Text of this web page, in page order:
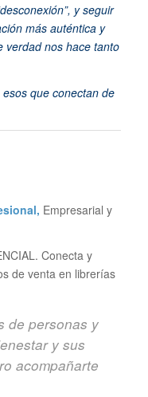
y seguir
más auténtica y
verdad nos hace tanto
que conectan de
Empresarial y
Conecta y
de venta en librerías
de personas y
y sus
acompañarte